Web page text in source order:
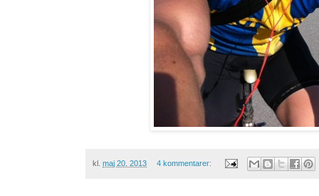
kl. maj 20, 2013 4 kommentarer: